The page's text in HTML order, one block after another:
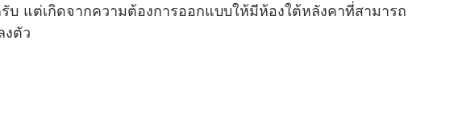
รับ แต่เกิดจากความต้องการออกแบบให้มีห้องใต้หลังคาที่สามารถ
ตัว